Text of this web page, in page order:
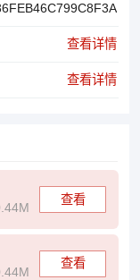
查看详情
查看详情
查看
查看